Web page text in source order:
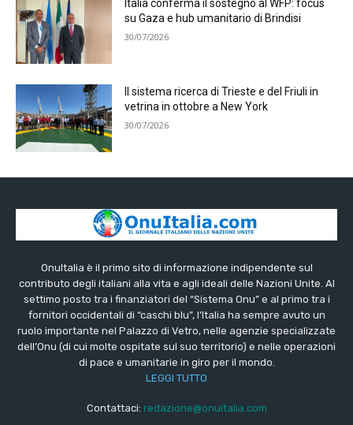
Italia conferma il sostegno al WFP: focus
su Gaza e hub umanitario di Brindisi
30/07/2026
Il sistema ricerca di Trieste e del Friuli in
vetrina in ottobre a New York
30/07/2026
OnuItalia è il primo sito di informazione indipendente sul
contributo degli italiani alla vita e agli ideali delle Nazioni Unite. Al
settimo posto tra i finanziatori del “Sistema Onu” e al primo tra i
fornitori occidentali di “caschi blu”, l’Italia ha sempre avuto un
ruolo importante nel Palazzo di Vetro, nelle agenzie specializzate
dell’Onu (di cui molte ospitate sul suo territorio) e nelle operazioni
di pace e umanitarie in giro per il mondo.
LEGGI TUTTO
Contattaci: redazione@onuitalia.com